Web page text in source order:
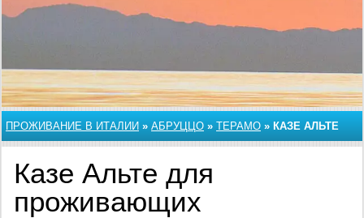
ПРОЖИВАНИЕ В ИТАЛИИ » АБРУЦЦО » ТЕРАМО » КАЗЕ АЛЬТЕ
Казе Альте для
проживающих